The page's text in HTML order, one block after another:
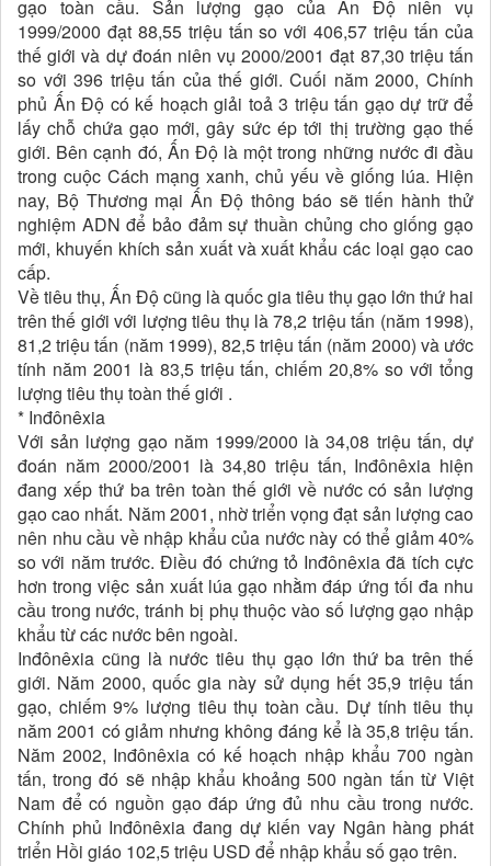
gạo toàn cầu. Sản lượng gạo của Ấn Độ niên vụ
1999/2000 đạt 88,55 triệu tấn so với 406,57 triệu tấn của
thế giới và dự đoán niên vụ 2000/2001 đạt 87,30 triệu tấn
so với 396 triệu tấn của thế giới. Cuối năm 2000, Chính
phủ Ấn Độ có kế hoạch giải toả 3 triệu tấn gạo dự trữ để
lấy chỗ chứa gạo mới, gây sức ép tới thị trường gạo thế
giới. Bên cạnh đó, Ấn Độ là một trong những nước đi đầu
trong cuộc Cách mạng xanh, chủ yếu về giống lúa. Hiện
nay, Bộ Thương mại Ấn Độ thông báo sẽ tiến hành thử
nghiệm ADN để bảo đảm sự thuần chủng cho giống gạo
mới, khuyến khích sản xuất và xuất khẩu các loại gạo cao
cấp.
Về tiêu thụ, Ấn Độ cũng là quốc gia tiêu thụ gạo lớn thứ hai
trên thế giới với lượng tiêu thụ là 78,2 triệu tấn (năm 1998),
81,2 triệu tấn (năm 1999), 82,5 triệu tấn (năm 2000) và ước
tính năm 2001 là 83,5 triệu tấn, chiếm 20,8% so với tổng
lượng tiêu thụ toàn thế giới .
* Inđônêxia
Với sản lượng gạo năm 1999/2000 là 34,08 triệu tấn, dự
đoán năm 2000/2001 là 34,80 triệu tấn, Inđônêxia hiện
đang xếp thứ ba trên toàn thế giới về nước có sản lượng
gạo cao nhất. Năm 2001, nhờ triển vọng đạt sản lượng cao
nên nhu cầu về nhập khẩu của nước này có thể giảm 40%
so với năm trước. Điều đó chứng tỏ Inđônêxia đã tích cực
hơn trong việc sản xuất lúa gạo nhằm đáp ứng tối đa nhu
cầu trong nước, tránh bị phụ thuộc vào số lượng gạo nhập
khẩu từ các nước bên ngoài.
Inđônêxia cũng là nước tiêu thụ gạo lớn thứ ba trên thế
giới. Năm 2000, quốc gia này sử dụng hết 35,9 triệu tấn
gạo, chiếm 9% lượng tiêu thụ toàn cầu. Dự tính tiêu thụ
năm 2001 có giảm nhưng không đáng kể là 35,8 triệu tấn.
Năm 2002, Inđônêxia có kế hoạch nhập khẩu 700 ngàn
tấn, trong đó sẽ nhập khẩu khoảng 500 ngàn tấn từ Việt
Nam để có nguồn gạo đáp ứng đủ nhu cầu trong nước.
Chính phủ Inđônêxia đang dự kiến vay Ngân hàng phát
triển Hồi giáo 102,5 triệu USD để nhập khẩu số gạo trên.